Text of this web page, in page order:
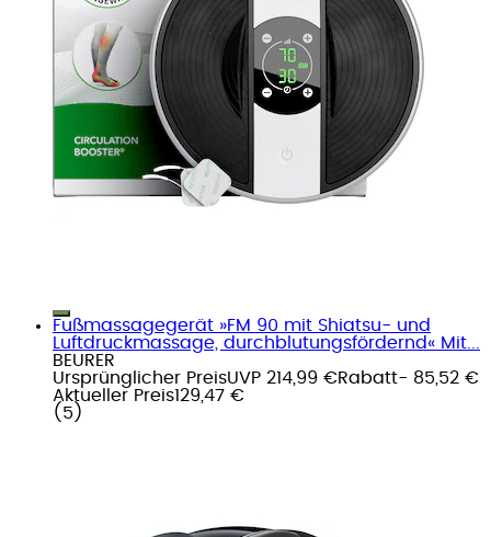
Fußmassagegerät »FM 90 mit Shiatsu- und
Luftdruckmassage, durchblutungsfördernd« Mit...
BEURER
Ursprünglicher PreisUVP 214,99 €Rabatt- 85,52 €
Aktueller Preis129,47 €
( 5 )